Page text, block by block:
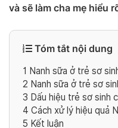
và sẽ làm cha mẹ hiểu
Tóm tắt nội dung
1 Nanh sữa ở trẻ sơ
2 Nanh sữa ở trẻ sơ
3 Dấu hiệu trẻ sơ sinh
4 Cách xử lý hiệu quả
5 Kết luận